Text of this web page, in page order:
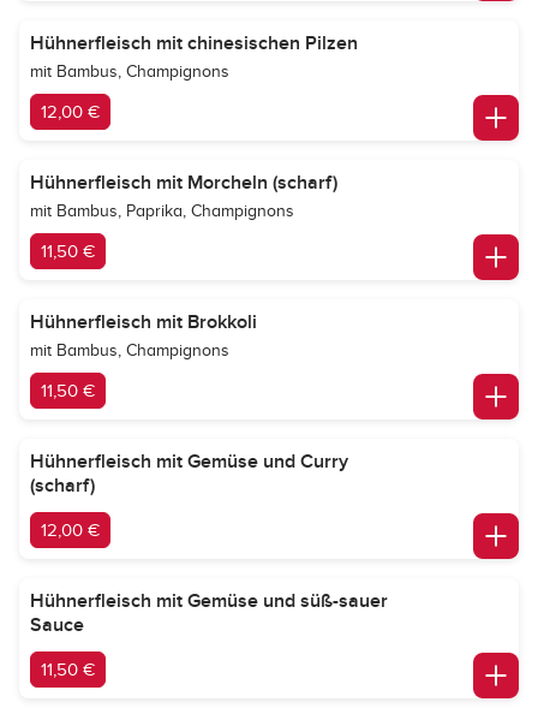
Hühnerfleisch mit chinesischen Pilzen
mit Bambus, Champignons
12,00 €
Hühnerfleisch mit Morcheln (scharf)
mit Bambus, Paprika, Champignons
11,50 €
Hühnerfleisch mit Brokkoli
mit Bambus, Champignons
11,50 €
Hühnerfleisch mit Gemüse und Curry
(scharf)
12,00 €
Hühnerfleisch mit Gemüse und süß-sauer
Sauce
11,50 €